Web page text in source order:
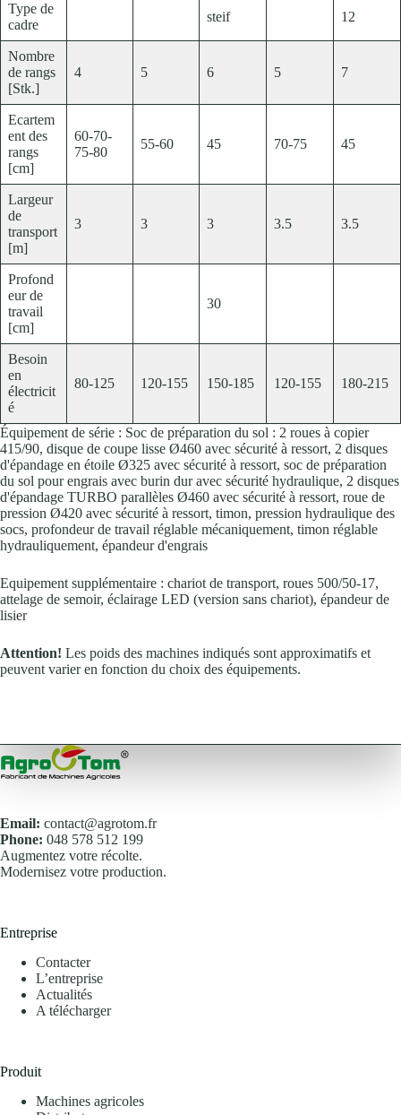
Type de
cadre
steif 12
Nombre
de rangs
[Stk.]
4 5 6 5 7
Ecartem
ent des
rangs
[cm]
60-70-
75-80
55-60 45 70-75 45
Largeur
de
transport
[m]
3 3 3 3.5 3.5
Profond
eur de
travail
[cm]
30
Besoin
en
électricit
é
80-125 120-155 150-185 120-155 180-215
Équipement de série : Soc de préparation du sol : 2 roues à copier
415/90, disque de coupe lisse Ø460 avec sécurité à ressort, 2 disques
d'épandage en étoile Ø325 avec sécurité à ressort, soc de préparation
du sol pour engrais avec burin dur avec sécurité hydraulique, 2 disques
d'épandage TURBO parallèles Ø460 avec sécurité à ressort, roue de
pression Ø420 avec sécurité à ressort, timon, pression hydraulique des
socs, profondeur de travail réglable mécaniquement, timon réglable
hydrauliquement, épandeur d'engrais
Equipement supplémentaire : chariot de transport, roues 500/50-17,
attelage de semoir, éclairage LED (version sans chariot), épandeur de
lisier
Attention! Les poids des machines indiqués sont approximatifs et
peuvent varier en fonction du choix des équipements.
Email: contact@agrotom.fr
Phone: 048 578 512 199
Augmentez votre récolte.
Modernisez votre production.
Entreprise
Contacter
L’entreprise
Actualités
A télécharger
Produit
Machines agricoles